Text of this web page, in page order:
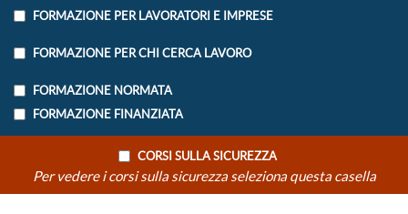
FORMAZIONE PER LAVORATORI E IMPRESE
FORMAZIONE PER CHI CERCA LAVORO
FORMAZIONE NORMATA
FORMAZIONE FINANZIATA
CORSI SULLA SICUREZZA
Per vedere i corsi sulla sicurezza seleziona questa casella